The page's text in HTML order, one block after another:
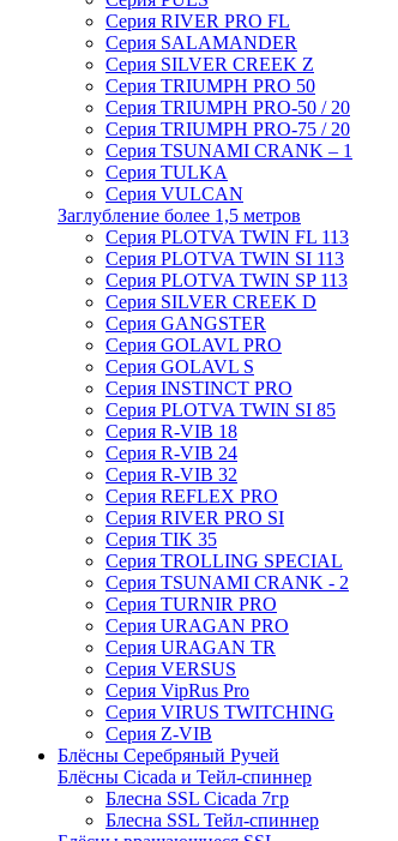
Серия RIVER PRO FL
Серия SALAMANDER
Серия SILVER CREEK Z
Серия TRIUMPH PRO 50
Серия TRIUMPH PRO-50 / 20
Серия TRIUMPH PRO-75 / 20
Серия TSUNAMI CRANK – 1
Серия TULKA
Серия VULCAN
Заглубление более 1,5 метров
Серия PLOTVA TWIN FL 113
Серия PLOTVA TWIN SI 113
Серия PLOTVA TWIN SP 113
Серия SILVER CREEK D
Серия GANGSTER
Серия GOLAVL PRO
Серия GOLAVL S
Серия INSTINCT PRO
Серия PLOTVA TWIN SI 85
Серия R-VIB 18
Серия R-VIB 24
Серия R-VIB 32
Серия REFLEX PRO
Серия RIVER PRO SI
Серия TIK 35
Серия TROLLING SPECIAL
Серия TSUNAMI CRANK - 2
Серия TURNIR PRO
Серия URAGAN PRO
Серия URAGAN TR
Серия VERSUS
Серия VipRus Pro
Серия VIRUS TWITCHING
Серия Z-VIB
Блёсны Серебряный Ручей
Блёсны Cicada и Тейл-спиннер
Блесна SSL Cicada 7гр
Блесна SSL Тейл-спиннер